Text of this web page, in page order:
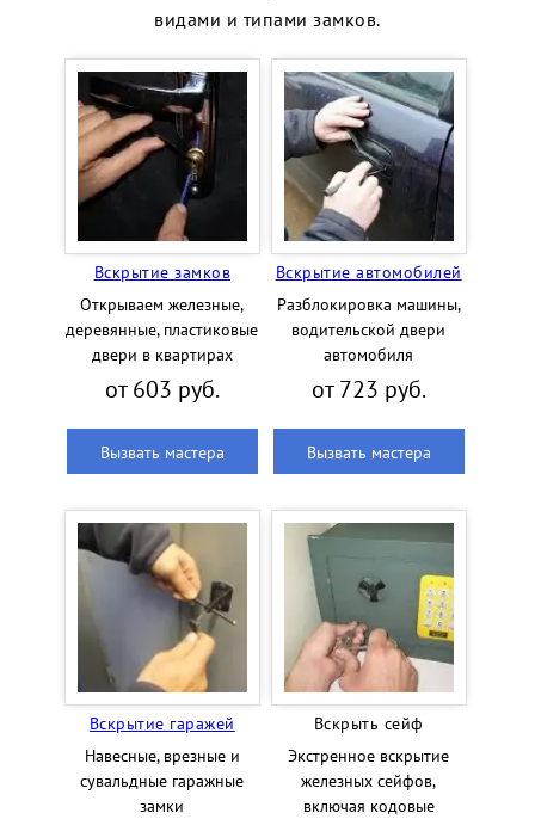
видами и типами замков.
Вскрытие замков
Открываем железные,
деревянные, пластиковые
двери в квартирах
от 603 руб.
Вызвать мастера
Вскрытие автомобилей
Разблокировка машины,
водительской двери
автомобиля
от 723 руб.
Вызвать мастера
Вскрытие гаражей
Навесные, врезные и
сувальдные гаражные
замки
Вскрыть сейф
Экстренное вскрытие
железных сейфов,
включая кодовые